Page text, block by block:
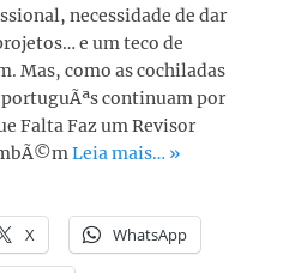
necessidade de dar
e um teco de
Mas, como as cochiladas
continuam por
Falta Faz um Revisor
Leia mais… »
X WhatsApp